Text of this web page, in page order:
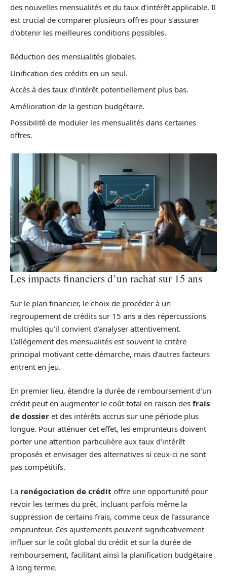
des nouvelles mensualités et du taux d’intérêt applicable. Il
est crucial de comparer plusieurs offres pour s’assurer
d’obtenir les meilleures conditions possibles.
Réduction des mensualités globales.
Unification des crédits en un seul.
Accès à des taux d’intérêt potentiellement plus bas.
Amélioration de la gestion budgétaire.
Possibilité de moduler les mensualités dans certaines
offres.
Les impacts financiers d’un rachat sur 15 ans
Sur le plan financier, le choix de procéder à un
regroupement de crédits sur 15 ans a des répercussions
multiples qu’il convient d’analyser attentivement.
L’allégement des mensualités est souvent le critère
principal motivant cette démarche, mais d’autres facteurs
entrent en jeu.
En premier lieu, étendre la durée de remboursement d’un
crédit peut en augmenter le coût total en raison des frais
de dossier et des intérêts accrus sur une période plus
longue. Pour atténuer cet effet, les emprunteurs doivent
porter une attention particulière aux taux d’intérêt
proposés et envisager des alternatives si ceux-ci ne sont
pas compétitifs.
La renégociation de crédit offre une opportunité pour
revoir les termes du prêt, incluant parfois même la
suppression de certains frais, comme ceux de l’assurance
emprunteur. Ces ajustements peuvent significativement
influer sur le coût global du crédit et sur la durée de
remboursement, facilitant ainsi la planification budgétaire
à long terme.